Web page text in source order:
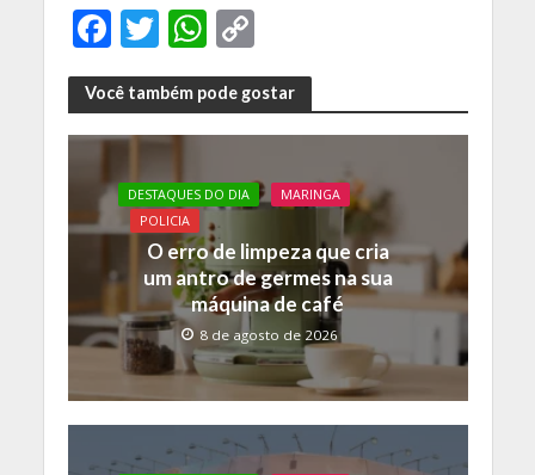
F
ac
e
b
o
o
k
T
w
itt
er
W
h
at
s
A
p
p
C
o
p
y
Li
n
k
Você também pode gostar
DESTAQUES DO DIA
MARINGA
POLICIA
O erro de limpeza que cria
um antro de germes na sua
máquina de café
8 de agosto de 2026